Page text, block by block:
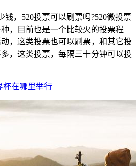
钱，520投票可以刷票吗?520微投票
，目前也是一个比较火的投票程
，这类投票也可以刷票，和其它投
，这类投票，每隔三十分钟可以投
杯在哪里举行